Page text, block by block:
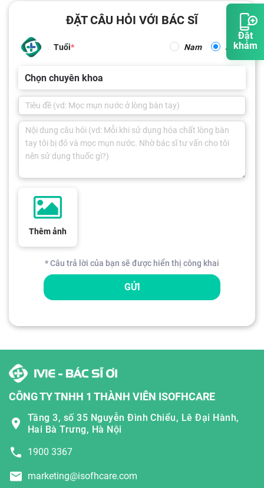
Đặt
khám
ĐẶT CÂU HỎI VỚI BÁC SĨ
Tuổi Nam Nữ
Chọn chuyên khoa
Thêm ảnh
* Câu trả lời của bạn sẽ được hiển thị công khai
GỬI
CÔNG TY TNHH 1 THÀNH VIÊN ISOFHCARE
Tầng 3, số 35 Nguyễn Đình Chiểu, Lê Đại Hành,
Hai Bà Trưng, Hà Nội
1900 3367
marketing@isofhcare.com